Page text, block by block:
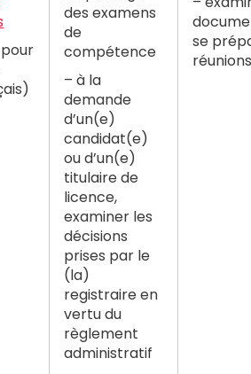
des examens
de
compétence
à la
demande
d’un(e)
candidat(e)
ou d’un(e)
titulaire de
licence,
examiner les
décisions
prises par le
(la)
registraire en
vertu du
règlement
administratif
se
réunions